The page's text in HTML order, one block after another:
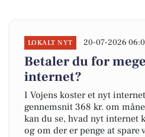
LOKALT NYT 20-07-2026
Betaler du for
internet?
I Vojens koster et nyt
gennemsnit 368 kr. om
kan du se, hvad nyt internet
og om der er penge at spare